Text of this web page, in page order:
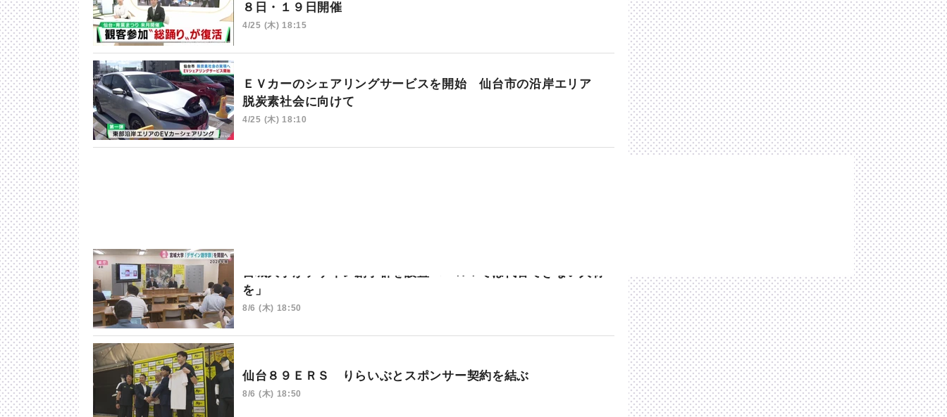
８日・１９日開催
4/25 (木) 18:15
ＥＶカーのシェアリングサービスを開始 仙台市の沿岸エリア
脱炭素社会に向けて
4/25 (木) 18:10
宮城大学がデザイン創学群を設置へ「ＡＩでは代替できない人材
を」
8/6 (木) 18:50
仙台８９ＥＲＳ りらいぶとスポンサー契約を結ぶ
8/6 (木) 18:50